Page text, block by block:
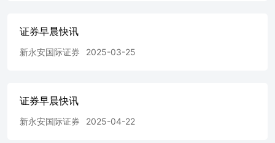
件及汽车零部件两大板块，并不断向仿生机器人机电执行器
收入205.63亿元，按年增加8.36%。同期利润为23.2亿元，
制晶片的设计与研发，专攻晶片设计、电机驱动架构算法及
实现基于FOC算法硬件化的电机主控专用芯片大规模量产的
证券早晨快讯
新永安国际证券 2025-03-25
证券早晨快讯
新永安国际证券 2025-04-22